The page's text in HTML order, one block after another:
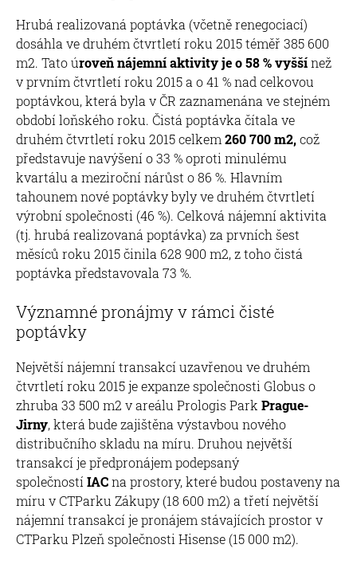
Hrubá realizovaná poptávka (včetně renegociací)
dosáhla ve druhém čtvrtletí roku 2015 téměř 385 600
m2. Tato úroveň nájemní aktivity je o 58 % vyššínež
v prvním čtvrtletí roku 2015 a o 41 % nad celkovou
poptávkou, která byla v ČR zaznamenána ve stejném
období loňského roku. Čistá poptávka čítala ve
druhém čtvrtletí roku 2015 celkem 260 700 m2,což
představuje navýšení o 33 % oproti minulému
kvartálu a meziroční nárůst o 86 %. Hlavním
tahounem nové poptávky byly ve druhém čtvrtletí
výrobní společnosti (46 %). Celková nájemní aktivita
(tj. hrubá realizovaná poptávka) za prvních šest
měsíců roku 2015 činila 628 900 m2, z toho čistá
poptávka představovala 73 %.
Významné pronájmy v rámci čisté
poptávky
Největší nájemní transakcí uzavřenou ve druhém
čtvrtletí roku 2015 je expanze společnosti Globus o
zhruba 33 500 m2 v areálu Prologis Park Prague-
Jirny, která bude zajištěna výstavbou nového
distribučního skladu na míru. Druhou největší
transakcí je předpronájem podepsaný
společností IACna prostory, které budou postaveny na
míru v CTParku Zákupy (18 600 m2) a třetí největší
nájemní transakcí je pronájem stávajících prostor v
CTParku Plzeň společnosti Hisense (15 000 m2).